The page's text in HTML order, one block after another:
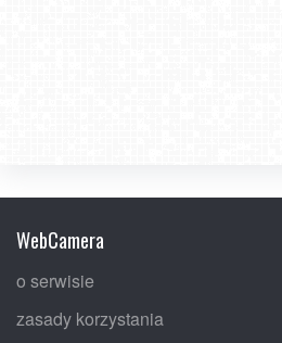
WebCamera
o serwisie
zasady korzystania